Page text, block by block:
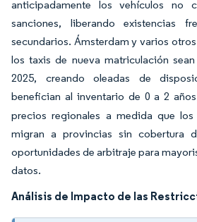
anticipadamente los vehículos no
sanciones, liberando existencias
secundarios. Ámsterdam y varios
los taxis de nueva matriculación
2025, creando oleadas de
benefician al inventario de 0 a 2
precios regionales a medida que
migran a provincias sin cobertura
oportunidades de arbitraje para
datos.
Análisis de Impacto de las